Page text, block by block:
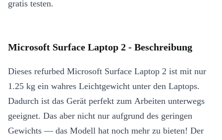
gratis testen.
Microsoft Surface Laptop 2 - Beschreibung
Dieses refurbed Microsoft Surface Laptop 2 ist mit nur
1.25 kg ein wahres Leichtgewicht unter den Laptops.
Dadurch ist das Gerät perfekt zum Arbeiten unterwegs
geeignet. Das aber nicht nur aufgrund des geringen
Gewichts — das Modell hat noch mehr zu bieten! Der